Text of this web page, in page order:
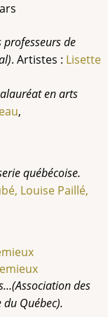
de
. Artistes : Lisette
en arts
,
québécoise.
Louise Paillé,
des
Québec).